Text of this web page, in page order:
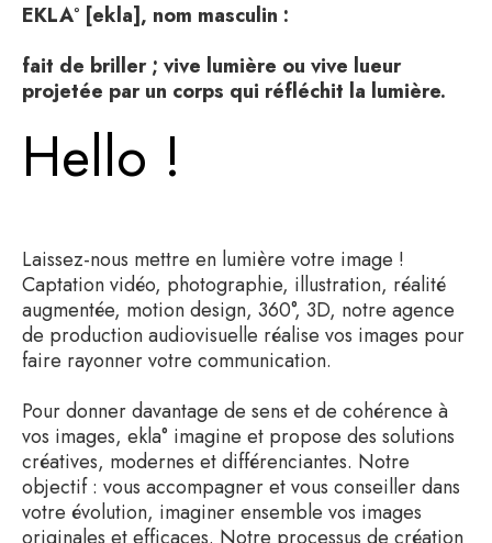
EKLA° [ekla], nom masculin :
fait de briller ; vive lumière ou vive lueur
projetée par un corps qui réfléchit la lumière.
Hello !
Laissez-nous mettre en lumière votre image !
Captation vidéo, photographie, illustration, réalité
augmentée, motion design, 360°, 3D, notre agence
de production audiovisuelle réalise vos images pour
faire rayonner votre communication.
Pour donner davantage de sens et de cohérence à
vos images, ekla° imagine et propose des solutions
créatives, modernes et différenciantes. Notre
objectif : vous accompagner et vous conseiller dans
votre évolution, imaginer ensemble vos images